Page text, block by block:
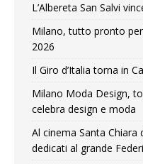
L’Albereta San Salvi
Milano, tutto pronto per
2026
Il Giro d’Italia torna in
Milano Moda Design,
celebra design e moda
Al cinema Santa Chiara
dedicati al grande